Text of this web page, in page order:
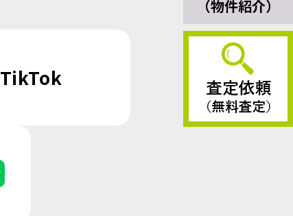
TikTok
（物件紹介）